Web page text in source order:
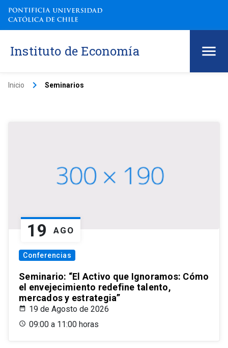
Instituto de Economía
Inicio keyboard_arrow_right Seminarios
19 AGO
Conferencias
Seminario: “El Activo que Ignoramos: Cómo
el envejecimiento redefine talento,
mercados y estrategia”
19 de Agosto de 2026
09:00 a 11:00 horas